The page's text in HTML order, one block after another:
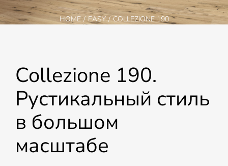
HOME EASY COLLEZIONE 190
Collezione 190.
Рустикальный стиль
в большом
масштабе